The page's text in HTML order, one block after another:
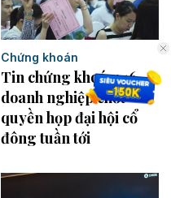
Chứng khoán
Tin chứng khoán: 16
doanh nghiệp chốt
quyền họp đại hội cổ
đông tuần tới